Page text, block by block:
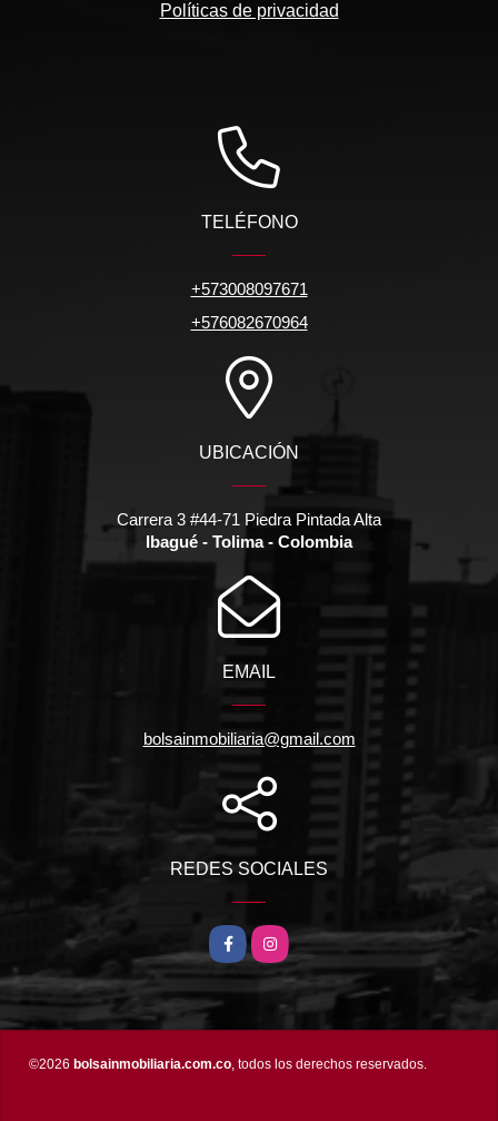
Políticas de privacidad
TELÉFONO
+573008097671
+576082670964
UBICACIÓN
Carrera 3 #44-71 Piedra Pintada Alta
Ibagué - Tolima - Colombia
EMAIL
bolsainmobiliaria@gmail.com
REDES SOCIALES
FacebookInstagram
©2026 bolsainmobiliaria.com.co, todos los derechos reservados.